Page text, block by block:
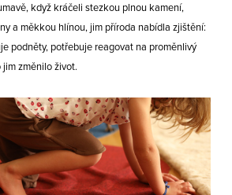
když kráčeli stezkou plnou kamení,
a měkkou hlínou, jim příroda nabídla zjištění:
podněty, potřebuje reagovat na proměnlivý
změnilo život.